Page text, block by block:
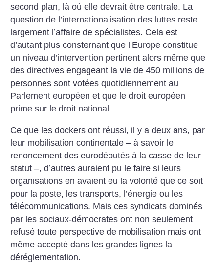
second plan, là où elle devrait être centrale. La
question de l’internationalisation des luttes reste
largement l’affaire de spécialistes. Cela est
d’autant plus consternant que l’Europe constitue
un niveau d’intervention pertinent alors même que
des directives engageant la vie de 450 millions de
personnes sont votées quotidiennement au
Parlement européen et que le droit européen
prime sur le droit national.
Ce que les dockers ont réussi, il y a deux ans, par
leur mobilisation continentale – à savoir le
renoncement des eurodéputés à la casse de leur
statut –, d’autres auraient pu le faire si leurs
organisations en avaient eu la volonté que ce soit
pour la poste, les transports, l’énergie ou les
télécommunications. Mais ces syndicats dominés
par les sociaux-démocrates ont non seulement
refusé toute perspective de mobilisation mais ont
même accepté dans les grandes lignes la
déréglementation.